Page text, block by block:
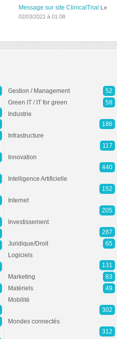
Message sur site ClinicalTrial Le
02/03/2021 à 01:08
Gestion / Management
52
Green IT / IT for green
58
Industrie
186
Infrastructure
117
Innovation
440
Intelligence Artificielle
152
Internet
205
Investissement
287
Juridique/Droit
65
Logiciels
131
Marketing
83
Matériels
49
Mobilité
302
Mondes connectés
312